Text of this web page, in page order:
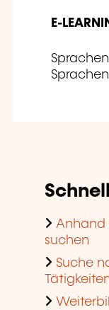
E-
Anhand
suchen
Suche